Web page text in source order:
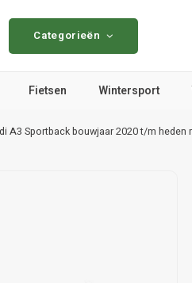
Categorieën
Fietsen Wintersport
A3 Sportback bouwjaar 2020 t/m heden